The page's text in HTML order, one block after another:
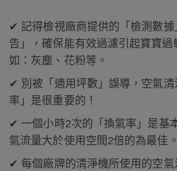
✔ 記得檢視廠商提供的「檢測數據
告」，確保能有效過濾引起寶寶過
如：灰塵、花粉等。
✔ 別被「適用坪數」誤導，空氣清
率」是很重要的！
✔ 一個小時2次的「換氣率」是基
氣流量大於使用空間2倍的為最佳。
✔ 每個廠牌的清淨機所使用的空氣